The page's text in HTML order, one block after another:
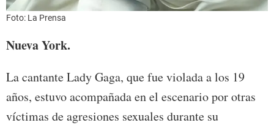
Foto: La Prensa
Nueva York.
La cantante Lady Gaga, que fue violada a los 19
años, estuvo acompañada en el escenario por otras
víctimas de agresiones sexuales durante su